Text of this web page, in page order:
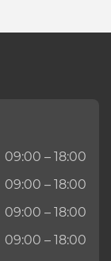
09:00 – 18:00
09:00 – 18:00
09:00 – 18:00
09:00 – 18:00